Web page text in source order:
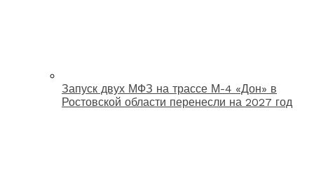
Запуск двух МФЗ на трассе М-4 «Дон» в
Ростовской области перенесли на 2027 год